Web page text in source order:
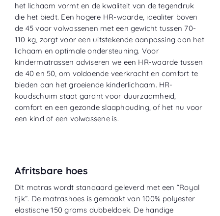
het lichaam vormt en de kwaliteit van de tegendruk
die het biedt. Een hogere HR-waarde, idealiter boven
de 45 voor volwassenen met een gewicht tussen 70-
110 kg, zorgt voor een uitstekende aanpassing aan het
lichaam en optimale ondersteuning. Voor
kindermatrassen adviseren we een HR-waarde tussen
de 40 en 50, om voldoende veerkracht en comfort te
bieden aan het groeiende kinderlichaam. HR-
koudschuim staat garant voor duurzaamheid,
comfort en een gezonde slaaphouding, of het nu voor
een kind of een volwassene is.
Afritsbare hoes
Dit matras wordt standaard geleverd met een “Royal
tijk”. De matrashoes is gemaakt van 100% polyester
elastische 150 grams dubbeldoek. De handige